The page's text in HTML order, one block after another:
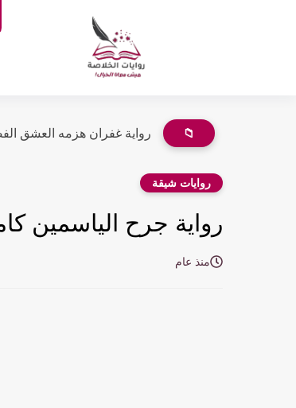
📁 رواية غفران هزمه العشق الفصل
روايات شيقة
رواية جرح الياسمين
منذ عام